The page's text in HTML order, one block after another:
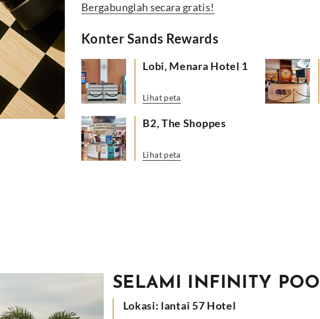
Bergabunglah secara gratis!
Konter Sands Rewards
Lobi, Menara Hotel 1
Lihat peta
B2, The Shoppes
Lihat peta
SELAMI INFINITY
Lokasi: lantai 57 Hotel